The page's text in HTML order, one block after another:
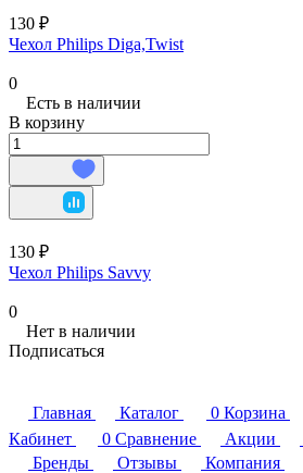
130 ₽
Чехол Philips Diga,Twist
0
Есть в наличии
В корзину
130 ₽
Чехол Philips Savvy
0
Нет в наличии
Подписаться
Главная Каталог 0 Корзина
Кабинет
0 Сравнение Акции
Бренды
Отзывы Компания